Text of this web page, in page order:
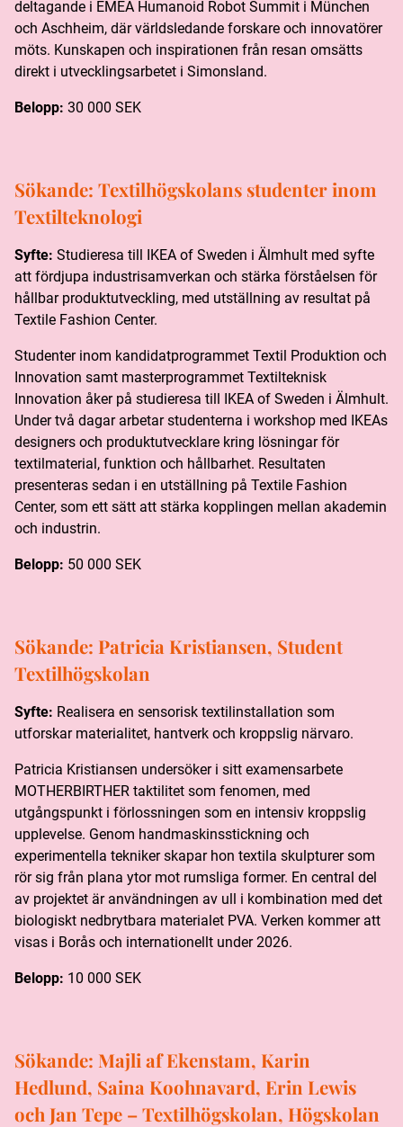
deltagande i EMEA Humanoid Robot Summit i München
och Aschheim, där världsledande forskare och innovatörer
möts. Kunskapen och inspirationen från resan omsätts
direkt i utvecklingsarbetet i Simonsland.
Belopp: 30 000 SEK
Sökande: Textilhögskolans studenter inom
Textilteknologi
Syfte: Studieresa till IKEA of Sweden i Älmhult med syfte
att fördjupa industrisamverkan och stärka förståelsen för
hållbar produktutveckling, med utställning av resultat på
Textile Fashion Center.
Studenter inom kandidatprogrammet Textil Produktion och
Innovation samt masterprogrammet Textilteknisk
Innovation åker på studieresa till IKEA of Sweden i Älmhult.
Under två dagar arbetar studenterna i workshop med IKEAs
designers och produktutvecklare kring lösningar för
textilmaterial, funktion och hållbarhet. Resultaten
presenteras sedan i en utställning på Textile Fashion
Center, som ett sätt att stärka kopplingen mellan akademin
och industrin.
Belopp: 50 000 SEK
Sökande: Patricia Kristiansen, Student
Textilhögskolan
Syfte: Realisera en sensorisk textilinstallation som
utforskar materialitet, hantverk och kroppslig närvaro.
Patricia Kristiansen undersöker i sitt examensarbete
MOTHERBIRTHER taktilitet som fenomen, med
utgångspunkt i förlossningen som en intensiv kroppslig
upplevelse. Genom handmaskinsstickning och
experimentella tekniker skapar hon textila skulpturer som
rör sig från plana ytor mot rumsliga former. En central del
av projektet är användningen av ull i kombination med det
biologiskt nedbrytbara materialet PVA. Verken kommer att
visas i Borås och internationellt under 2026.
Belopp: 10 000 SEK
Sökande: Majli af Ekenstam, Karin
Hedlund, Saina Koohnavard, Erin Lewis
och Jan Tepe – Textilhögskolan, Högskolan